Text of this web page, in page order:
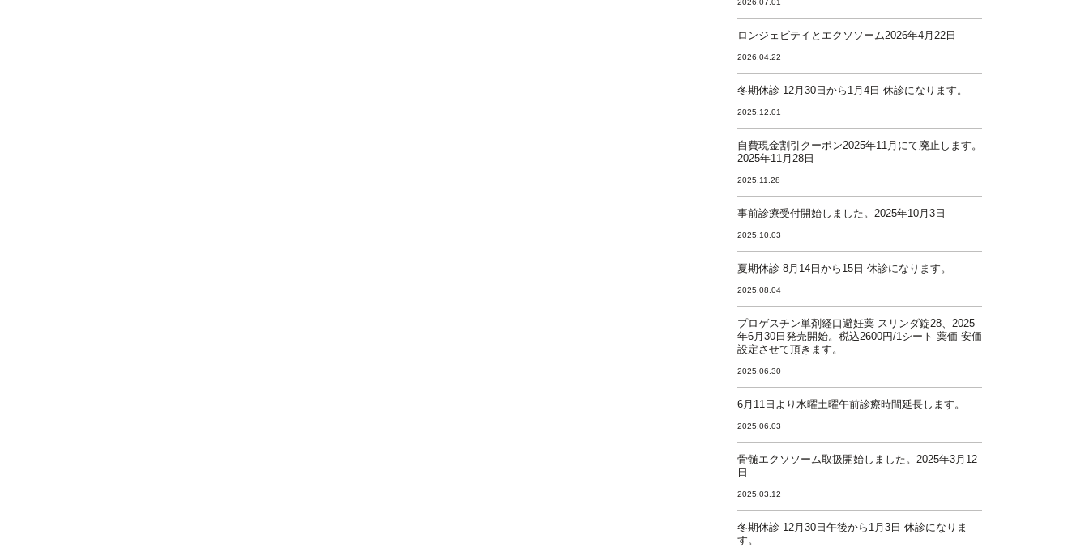
2026.07.01
ロンジェビテイとエクソソーム2026年4月22日
2026.04.22
冬期休診 12月30日から1月4日 休診になります。
2025.12.01
自費現金割引クーポン2025年11月にて廃止します。
2025年11月28日
2025.11.28
事前診療受付開始しました。2025年10月3日
2025.10.03
夏期休診 8月14日から15日 休診になります。
2025.08.04
プロゲスチン単剤経口避妊薬 スリンダ錠28、2025
年6月30日発売開始。税込2600円/1シート 薬価 安価
設定させて頂きます。
2025.06.30
6月11日より水曜土曜午前診療時間延長します。
2025.06.03
骨髄エクソソーム取扱開始しました。2025年3月12
日
2025.03.12
冬期休診 12月30日午後から1月3日 休診になりま
す。